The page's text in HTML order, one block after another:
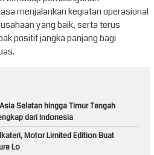
menjalankan kegiatan operasional
yang baik, serta terus
positif jangka panjang bagi
Selatan hingga Timur Tengah
dari Indonesia
Motor Limited Edition Buat
Lo